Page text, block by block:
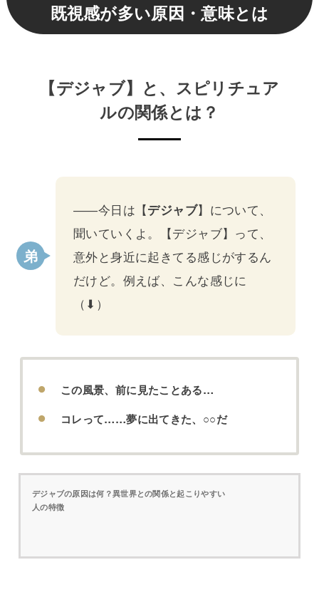
既視感が多い原因・意味とは
【デジャブ】と、スピリチュア
ルの関係とは？
――今日は【デジャブ】について、
聞いていくよ。【デジャブ】って、
意外と身近に起きてる感じがするん
だけど。例えば、こんな感じに
（⬇）
この風景、前に見たことある…
コレって……夢に出てきた、○○だ
デジャブの原因は何？異世界との関係と起こりやすい
人の特徴